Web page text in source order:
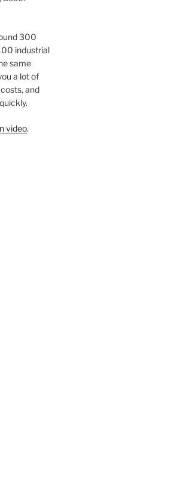
300
industrial
same
a lot of
and
video.